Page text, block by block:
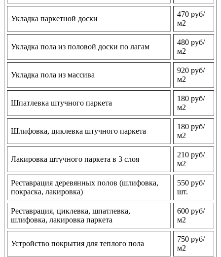
Укладка паркетной доски
470 руб/
м2
Укладка пола из половой доски по лагам
480 руб/
м2
Укладка пола из массива
920 руб/
м2
Шпатлевка штучного паркета
180 руб/
м2
Шлифовка, циклевка штучного паркета
180 руб/
м2
Лакировка штучного паркета в 3 слоя
210 руб/
м2
Реставрация деревянных полов (шлифовка,
покраска, лакировка)
550 руб/
шт.
Реставрация, циклевка, шпатлевка,
шлифовка, лакировка паркета
600 руб/
м2
Устройство покрытия для теплого пола
750 руб/
м2